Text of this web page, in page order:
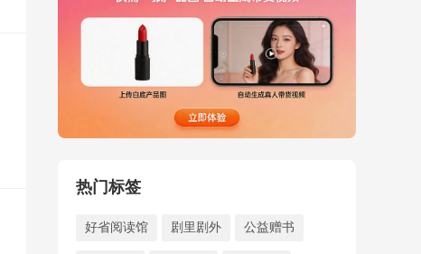
热门标签
好省阅读馆 剧里剧外 公益赠书